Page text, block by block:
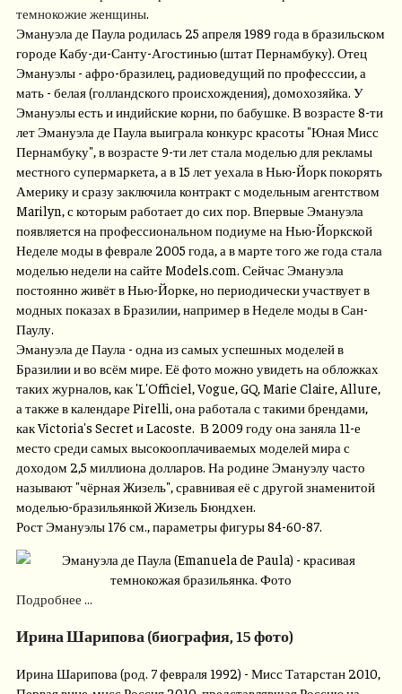
темнокожие женщины.
Эмануэла де Паула родилась 25 апреля 1989 года в бразильском
городе Кабу-ди-Санту-Агостинью (штат Пернамбуку). Отец
Эмануэлы - афро-бразилец, радиоведущий по професссии, а
мать - белая (голландского происхождения), домохозяйка. У
Эмануэлы есть и индийские корни, по бабушке. В возрасте 8-ти
лет Эмануэла де Паула выиграла конкурс красоты "Юная Мисс
Пернамбуку", в возрасте 9-ти лет стала моделью для рекламы
местного супермаркета, а в 15 лет уехала в Нью-Йорк покорять
Америку и сразу заключила контракт с модельным агентством
Marilyn, с которым работает до сих пор. Впервые Эмануэла
появляется на профессиональном подиуме на Нью-Йоркской
Неделе моды в феврале 2005 года, а в марте того же года стала
моделью недели на сайте Models.com. Сейчас Эмануэла
постоянно живёт в Нью-Йорке, но периодически участвует в
модных показах в Бразилии, например в Неделе моды в Сан-
Паулу.
Эмануэла де Паула - одна из самых успешных моделей в
Бразилии и во всём мире. Её фото можно увидеть на обложках
таких журналов, как 'L'Officiel, Vogue, GQ, Marie Claire, Allure,
а также в календаре Pirelli, она работала с такими брендами,
как Victoria's Secret и Lacoste. В 2009 году она заняла 11-е
место среди самых высокооплачиваемых моделей мира с
доходом 2,5 миллиона долларов. На родине Эмануэлу часто
называют "чёрная Жизель", сравнивая её с другой знаменитой
моделью-бразильянкой Жизель Бюндхен.
Рост Эмануэлы 176 см., параметры фигуры 84-60-87.
Подробнее ...
Ирина Шарипова (биография, 15 фото)
Ирина Шарипова (род. 7 февраля 1992) - Мисс Татарстан 2010,